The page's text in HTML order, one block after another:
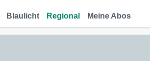
Blaulicht Regional Meine Abos